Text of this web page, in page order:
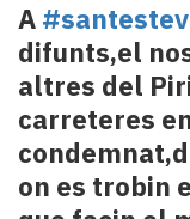
A
difunts,el
altres del
carreteres
on es trobin